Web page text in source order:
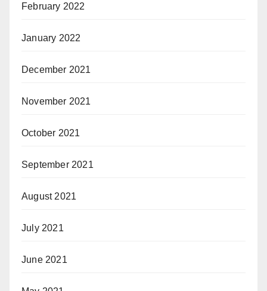
February 2022
January 2022
December 2021
November 2021
October 2021
September 2021
August 2021
July 2021
June 2021